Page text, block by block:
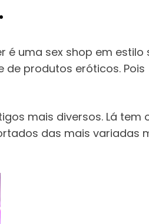
é uma sex shop em
produtos eróticos.
mais diversos. Lá tem
das mais variadas